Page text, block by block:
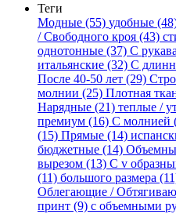
Теги
Модные (55) удобные
/ Свободного кроя (43)
однотонные (37) С
итальянские (32) С
После 40-50 лет (29)
молнии (25) Плотная
Нарядные (21) теплые /
премиум (16) С молнией
(15) Прямые (14)
бюджетные (14)
вырезом (13) С v
(11) большого размера
Облегающие /
принт (9) с объемными